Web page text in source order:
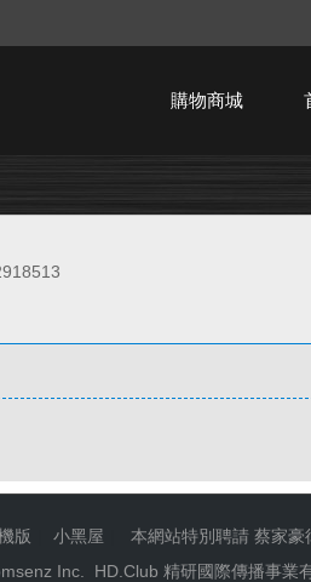
購物商城
版 小黑屋 本網站特別聘請 蔡家豪
Inc. HD.Club 精研國際傳播事業